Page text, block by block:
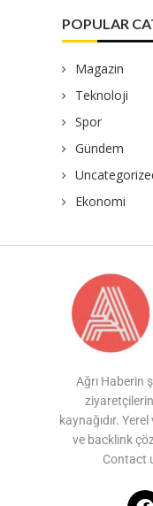
POPULAR
Magazin
Teknoloji
Spor
Gündem
Ekonomi
Ağrı Haberin
kaynağıdır.
ve backlink
Contact